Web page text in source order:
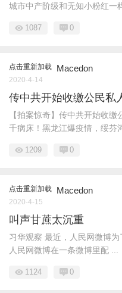
城市中产阶级和无知小粉红一
1087 0
点击重新加载 Macedon
2020-4-14
传中共开始收缴公民私
【拍案惊奇】传中共开始收
千病床！黑龙江爆疫情，绥芬
1209 0
点击重新加载 Macedon
2020-4-15
叫声甘蔗太沉重
习华观察 最近，人民网微博为
人民网微博在一条微博里配 ...
1124 0